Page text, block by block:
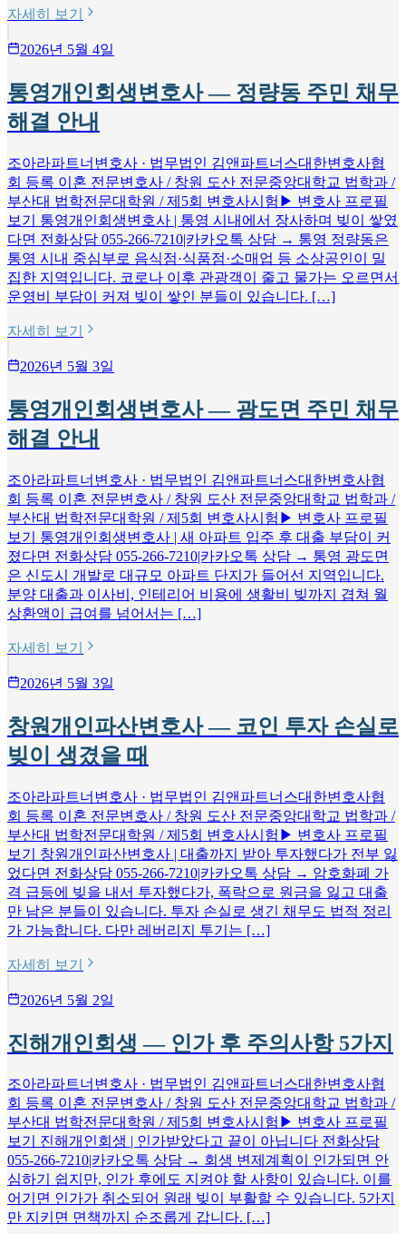
자세히 보기
2026년 5월 4일
통영개인회생변호사 — 정량동 주민 채무
해결 안내
조아라파트너변호사 · 법무법인 김앤파트너스대한변호사협
회 등록 이혼 전문변호사 / 창원 도산 전문중앙대학교 법학과 /
부산대 법학전문대학원 / 제5회 변호사시험▶ 변호사 프로필
보기 통영개인회생변호사 | 통영 시내에서 장사하며 빚이 쌓였
다면 전화상담 055-266-7210|카카오톡 상담 → 통영 정량동은
통영 시내 중심부로 음식점·식품점·소매업 등 소상공인이 밀
집한 지역입니다. 코로나 이후 관광객이 줄고 물가는 오르면서
운영비 부담이 커져 빚이 쌓인 분들이 있습니다. […]
자세히 보기
2026년 5월 3일
통영개인회생변호사 — 광도면 주민 채무
해결 안내
조아라파트너변호사 · 법무법인 김앤파트너스대한변호사협
회 등록 이혼 전문변호사 / 창원 도산 전문중앙대학교 법학과 /
부산대 법학전문대학원 / 제5회 변호사시험▶ 변호사 프로필
보기 통영개인회생변호사 | 새 아파트 입주 후 대출 부담이 커
졌다면 전화상담 055-266-7210|카카오톡 상담 → 통영 광도면
은 신도시 개발로 대규모 아파트 단지가 들어선 지역입니다.
분양 대출과 이사비, 인테리어 비용에 생활비 빚까지 겹쳐 월
상환액이 급여를 넘어서는 […]
자세히 보기
2026년 5월 3일
창원개인파산변호사 — 코인 투자 손실로
빚이 생겼을 때
조아라파트너변호사 · 법무법인 김앤파트너스대한변호사협
회 등록 이혼 전문변호사 / 창원 도산 전문중앙대학교 법학과 /
부산대 법학전문대학원 / 제5회 변호사시험▶ 변호사 프로필
보기 창원개인파산변호사 | 대출까지 받아 투자했다가 전부 잃
었다면 전화상담 055-266-7210|카카오톡 상담 → 암호화폐 가
격 급등에 빚을 내서 투자했다가, 폭락으로 원금을 잃고 대출
만 남은 분들이 있습니다. 투자 손실로 생긴 채무도 법적 정리
가 가능합니다. 다만 레버리지 투기는 […]
자세히 보기
2026년 5월 2일
진해개인회생 — 인가 후 주의사항 5가지
조아라파트너변호사 · 법무법인 김앤파트너스대한변호사협
회 등록 이혼 전문변호사 / 창원 도산 전문중앙대학교 법학과 /
부산대 법학전문대학원 / 제5회 변호사시험▶ 변호사 프로필
보기 진해개인회생 | 인가받았다고 끝이 아닙니다 전화상담
055-266-7210|카카오톡 상담 → 회생 변제계획이 인가되면 안
심하기 쉽지만, 인가 후에도 지켜야 할 사항이 있습니다. 이를
어기면 인가가 취소되어 원래 빚이 부활할 수 있습니다. 5가지
만 지키면 면책까지 순조롭게 갑니다. […]